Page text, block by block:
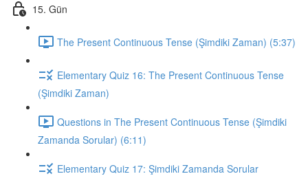
15. Gün
The Present Continuous Tense (Şimdiki Zaman) (5:37)
Elementary Quiz 16: The Present Continuous Tense
(Şimdiki Zaman)
Questions in The Present Continuous Tense (Şimdiki
Zamanda Sorular) (6:11)
Elementary Quiz 17: Şimdiki Zamanda Sorular